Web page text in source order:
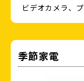
ビデオカメラ、
季節家電